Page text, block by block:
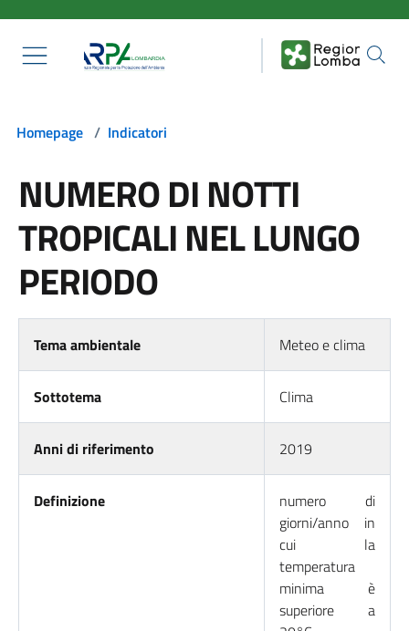
Homepage / Indicatori
NUMERO DI NOTTI
TROPICALI NEL LUNGO
PERIODO
Tema ambientale Meteo e clima
Sottotema Clima
Anni di riferimento 2019
Definizione
numero di
giorni/anno in
cui la
temperatura
minima è
superiore a